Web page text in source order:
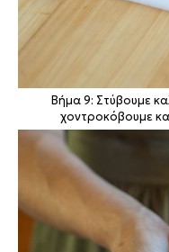
Βήμα 9: Στύβουμε
χοντροκόβουμε